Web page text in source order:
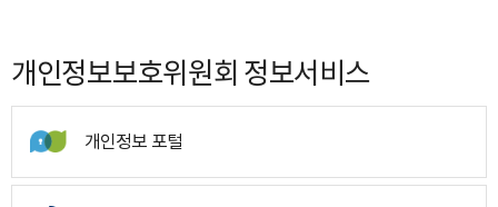
개인정보보호위원회 정보서비스
개인정보 포털